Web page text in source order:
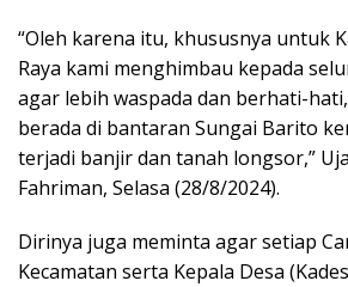
“Oleh karena itu, khususnya untuk
Raya kami menghimbau kepada
agar lebih waspada dan berhati-
berada di bantaran Sungai Barito
terjadi banjir dan tanah longsor,”
Fahriman, Selasa (28/8/2024).
Dirinya juga meminta agar setiap
Kecamatan serta Kepala Desa